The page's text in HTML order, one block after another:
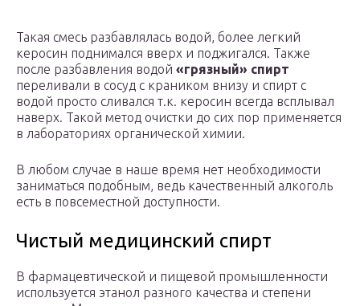
Такая смесь разбавлялась водой, более легкий
керосин поднимался вверх и поджигался. Также
после разбавления водой «грязный» спирт
переливали в сосуд с краником внизу и спирт с
водой просто сливался т.к. керосин всегда всплывал
наверх. Такой метод очистки до сих пор применяется
в лабораториях органической химии.
В любом случае в наше время нет необходимости
заниматься подобным, ведь качественный алкоголь
есть в повсеместной доступности.
Чистый медицинский спирт
В фармацевтической и пищевой промышленности
используется этанол разного качества и степени